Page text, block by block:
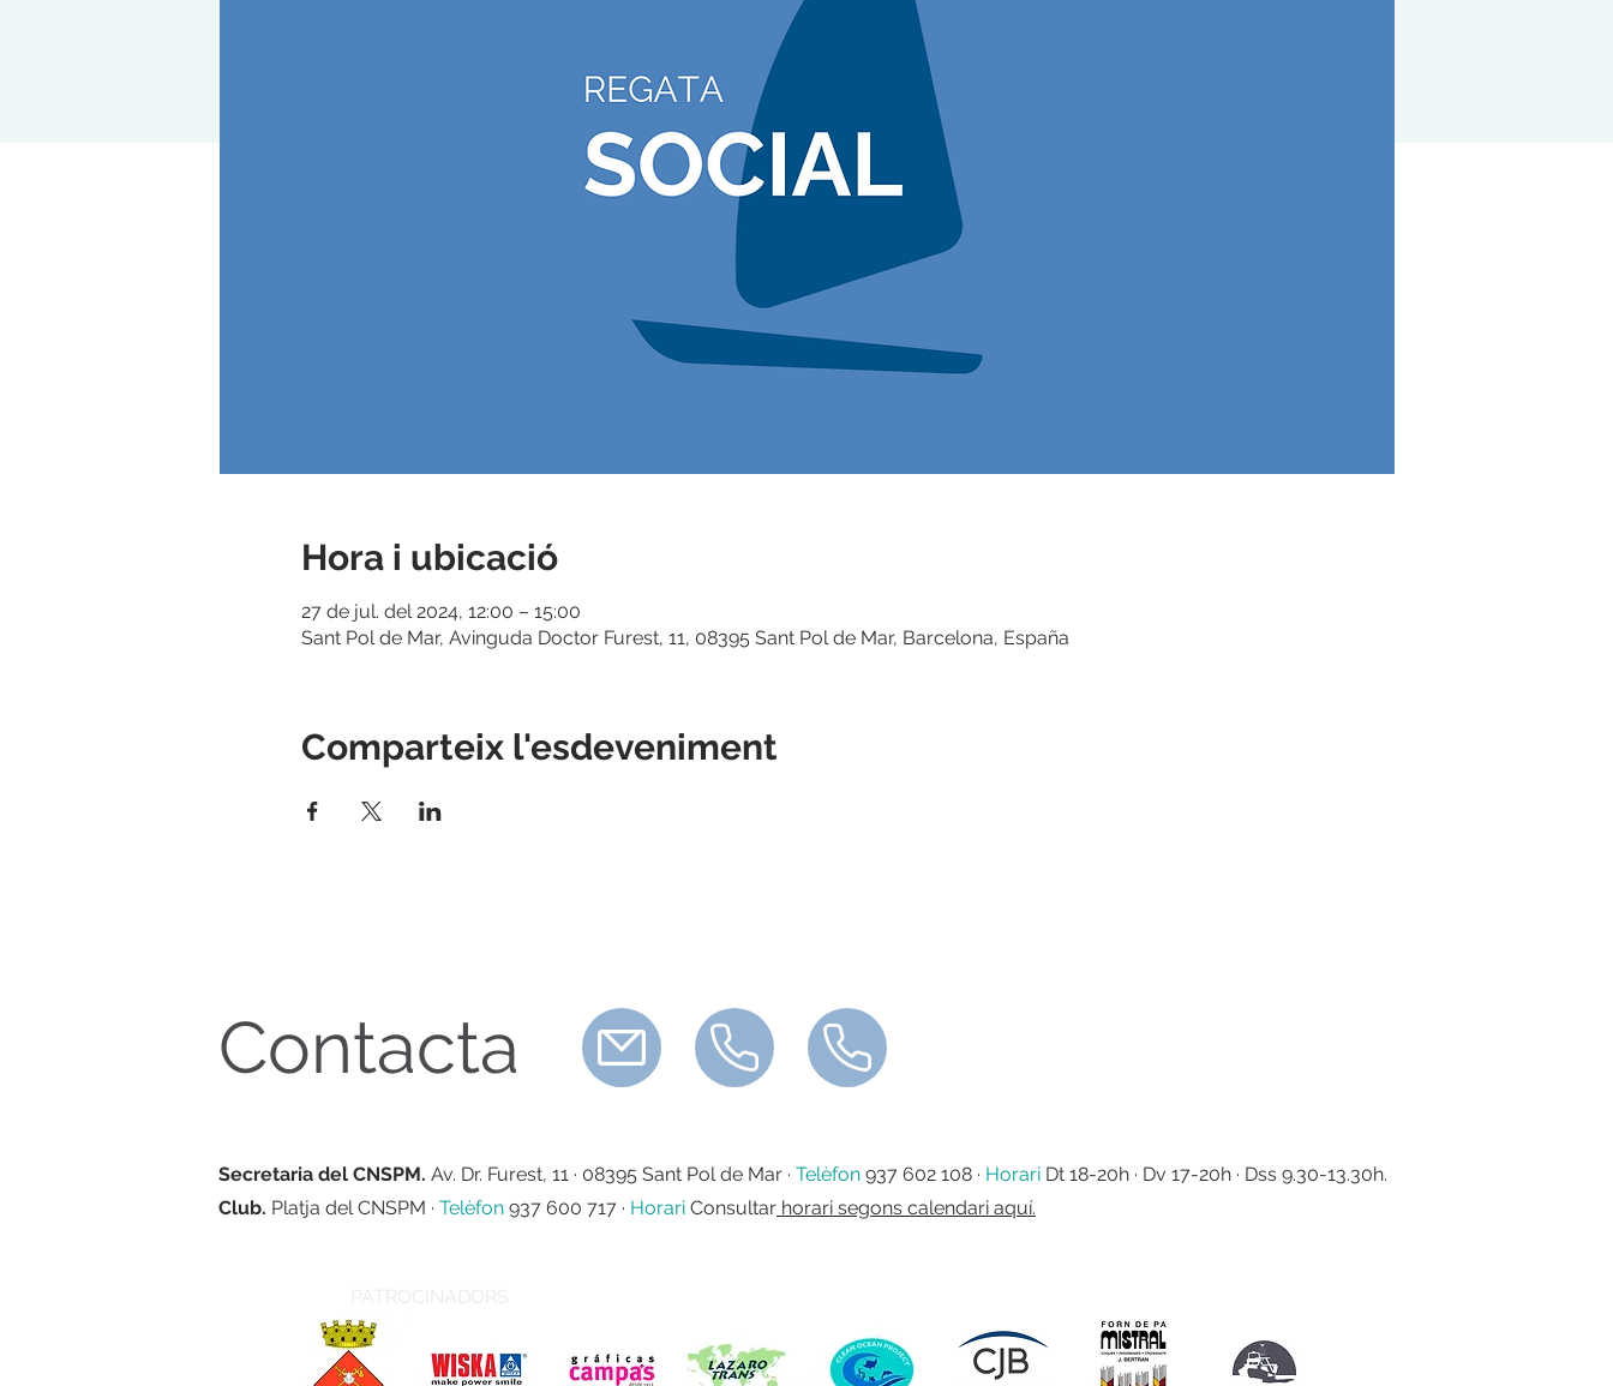
Hora i ubicació
27 de jul. del 2024, 12:00 – 15:00
Sant Pol de Mar, Avinguda Doctor Furest, 11, 08395 Sant Pol de Mar, Barcelona, España
Comparteix l'esdeveniment
Contacta
Secretaria del CNSPM. Av. Dr. Furest, 11 · 08395 Sant Pol de Mar · Telèfon 937 602 108 · Horari Dt 18-20h · Dv 17-20h · Dss 9.30-13.30h.
Club. Platja del CNSPM · Telèfon 937 600 717 · Horari Consultar horari segons calendari aquí.
PATROCINADORS